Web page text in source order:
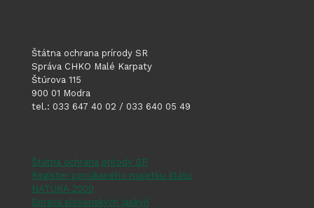
Štátna ochrana prírody SR
Správa CHKO Malé Karpaty
Štúrova 115
900 01 Modra
tel.: 033 647 40 02 / 033 640 05 49
Štátna ochrana prírody SR
Register ponúkaného majetku štátu
NATURA 2000
Správa slovenských jaskýň